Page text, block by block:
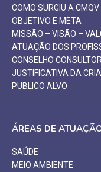
COMO SURGIU A CMQV
OBJETIVO E META
MISSÃO – VISÃO –
ATUAÇÃO DOS
CONSELHO CONSULTOR
JUSTIFICATIVA DA
PUBLICO ALVO
ÁREAS DE
SAÚDE
MEIO AMBIENTE